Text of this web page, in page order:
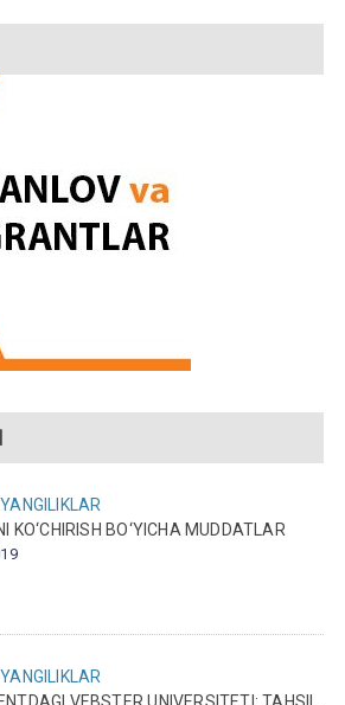
YANGILIKLAR
KO‘CHIRISH BO‘YICHA MUDDATLAR
YANGILIKLAR